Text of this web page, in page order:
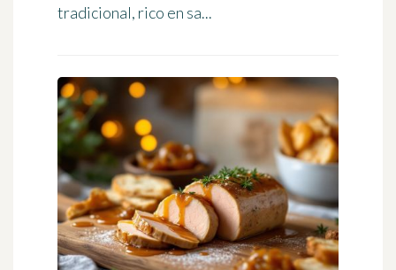
tradicional, rico en sa...